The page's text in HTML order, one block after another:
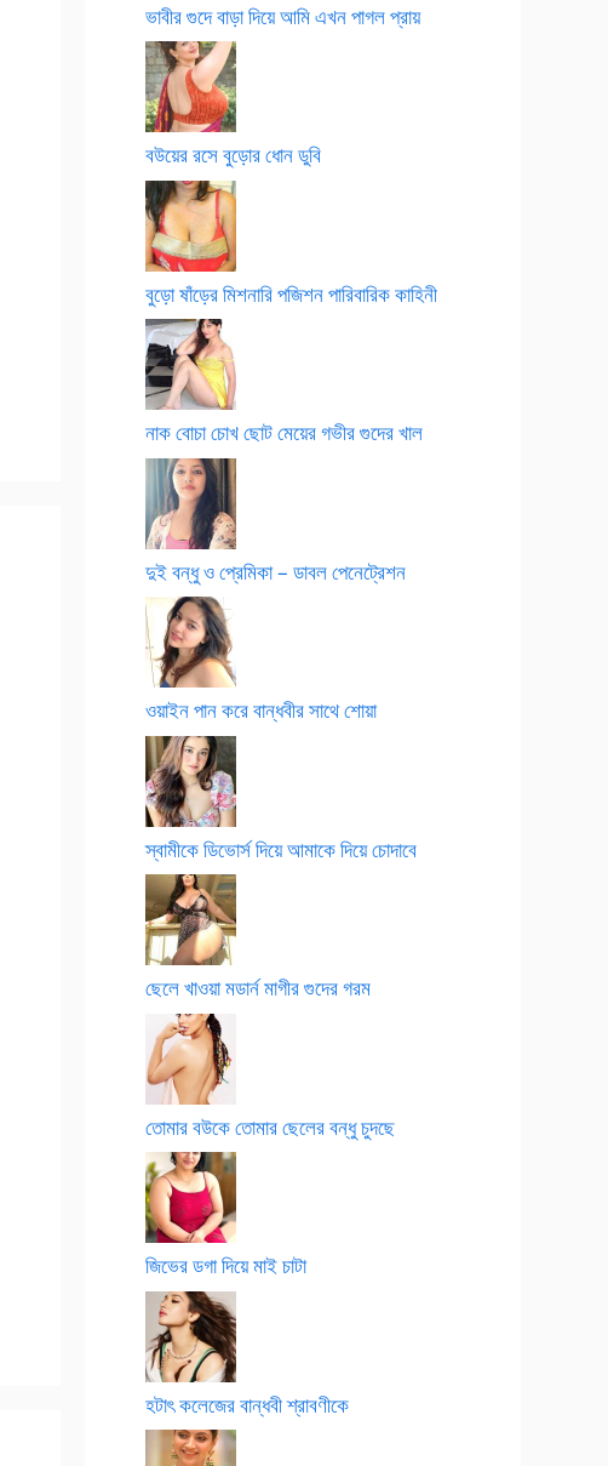
ভাবীর গুদে বাড়া দিয়ে আমি এখন পাগল প্রায়
বউয়ের রসে বুড়োর ধোন ডুবি
বুড়ো ষাঁড়ের মিশনারি পজিশন পারিবারিক কাহিনী
নাক বোচা চোখ ছোট মেয়ের গভীর গুদের খাল
দুই বন্ধু ও প্রেমিকা – ডাবল পেনেট্রেশন
ওয়াইন পান করে বান্ধবীর সাথে শোয়া
স্বামীকে ডিভোর্স দিয়ে আমাকে দিয়ে চোদাবে
ছেলে খাওয়া মডার্ন মাগীর গুদের গরম
তোমার বউকে তোমার ছেলের বন্ধু চুদছে
জিভের ডগা দিয়ে মাই চাটা
হটাৎ কলেজের বান্ধবী শ্রাবণীকে